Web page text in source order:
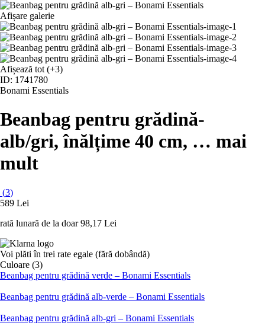
Afișare galerie
Afișează tot (+3)
ID: 1741780
Bonami Essentials
Beanbag pentru grădină-
alb/gri, înălțime 40 cm, … mai
mult
(3)
589 Lei
rată lunară de la doar 98,17 Lei
Voi plăti în trei rate egale (fără dobândă)
Culoare (3)
Beanbag pentru grădină verde – Bonami Essentials
Beanbag pentru grădină alb-verde – Bonami Essentials
Beanbag pentru grădină alb-gri – Bonami Essentials